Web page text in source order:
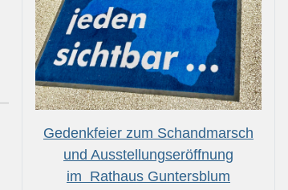
Gedenkfeier zum Schandmarsch
und Ausstellungseröffnung
im Rathaus Guntersblum